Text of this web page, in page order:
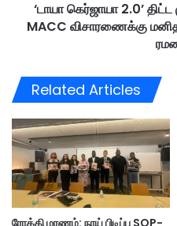
இ
சை
க்
க
ல்
வி
ஆ
சி
ரி
மு
றை
கே
டு
பு
கா
ர்
க
ள்
‘டாயா கெர்ஜாயா 2.0’
MACC விசாரணைக்கு
Related Articles
ரோக்கி மரணம்: நாய் பிடிப்பு SOP-